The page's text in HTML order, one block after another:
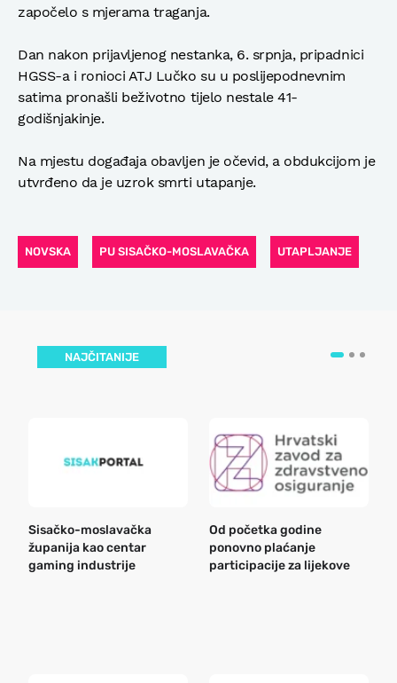
započelo s mjerama traganja.
Dan nakon prijavljenog nestanka, 6. srpnja, pripadnici
HGSS-a i ronioci ATJ Lučko su u poslijepodnevnim
satima pronašli beživotno tijelo nestale 41-
godišnjakinje.
Na mjestu događaja obavljen je očevid, a obdukcijom je
utvrđeno da je uzrok smrti utapanje.
NOVSKA PU SISAČKO-MOSLAVAČKA UTAPLJANJE
NAJČITANIJE
Sisačko-moslavačka
županija kao centar
gaming industrije
Od početka godine
ponovno plaćanje
participacije za lijekove